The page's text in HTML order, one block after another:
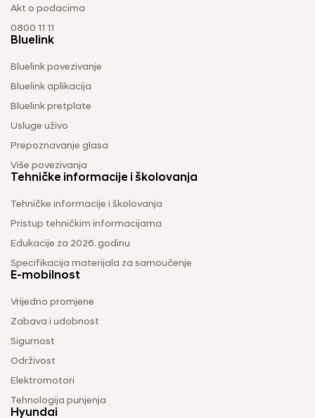
Akt o podacima
0800 11 11
Bluelink
Bluelink povezivanje
Bluelink aplikacija
Bluelink pretplate
Usluge uživo
Prepoznavanje glasa
Više povezivanja
Tehničke informacije i školovanja
Tehničke informacije i školovanja
Pristup tehničkim informacijama
Edukacije za 2026. godinu
Specifikacija materijala za samoučenje
E-mobilnost
Vrijedno promjene
Zabava i udobnost
Sigurnost
Održivost
Elektromotori
Tehnologija punjenja
Hyundai